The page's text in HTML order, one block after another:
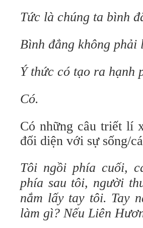
Tức là chúng ta bình
Bình đẳng không phải
Ý thức có tạo ra hạnh
Có.
Có những câu triết lí
đối diện với sự sống/
Tôi ngồi phía cuối,
phía sau tôi, người
nắm lấy tay tôi. Tay
làm gì? Nếu Liên